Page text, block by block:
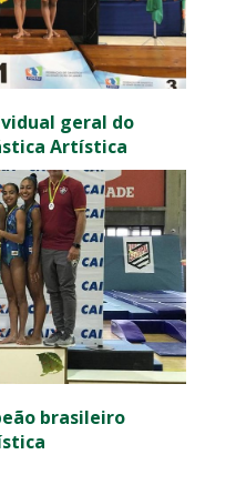
geral do
Artística
brasileiro